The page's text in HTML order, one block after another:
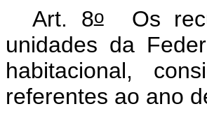
Art. 8oOs
unidades da
habitacional,
referentes ao ano